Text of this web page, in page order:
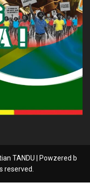
TANDU | Powzered b
reserved.